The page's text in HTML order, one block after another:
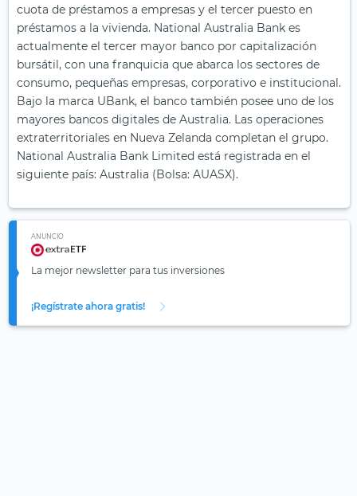
cuota de préstamos a empresas y el tercer puesto en
préstamos a la vivienda. National Australia Bank es
actualmente el tercer mayor banco por capitalización
bursátil, con una franquicia que abarca los sectores de
consumo, pequeñas empresas, corporativo e institucional.
Bajo la marca UBank, el banco también posee uno de los
mayores bancos digitales de Australia. Las operaciones
extraterritoriales en Nueva Zelanda completan el grupo.
National Australia Bank Limited está registrada en el
siguiente país: Australia (Bolsa: AUASX).
ANUNCIO
La mejor newsletter para tus inversiones
¡Regístrate ahora gratis!